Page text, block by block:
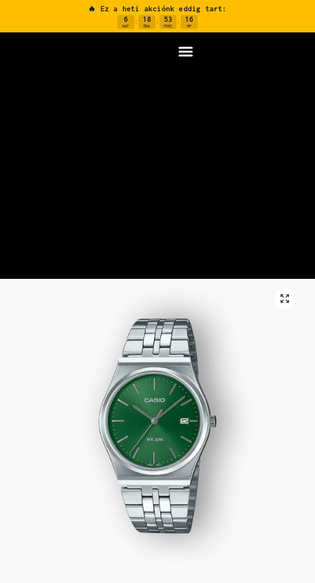
🔥 Ez a heti akciónk eddig tart:
6
NAP
: 18
ÓRA
: 53
PERC
: 15
MP